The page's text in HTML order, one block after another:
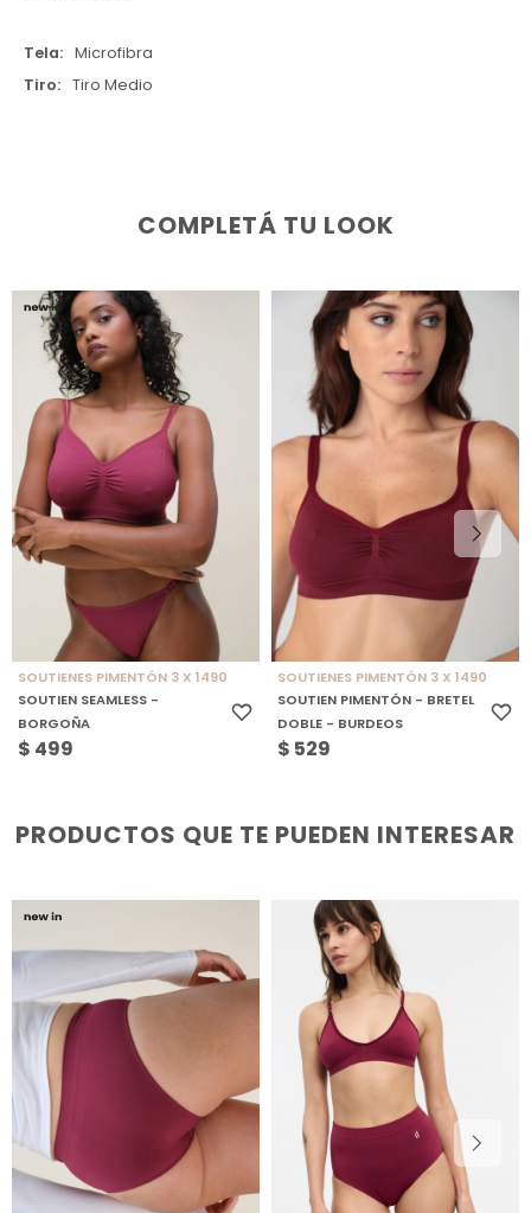
Tela
Microfibra
Tiro
Tiro Medio
COMPLETÁ TU LOOK
SOUTIENES PIMENTÓN 3 X 1490
SOUTIEN SEAMLESS -
BORGOÑA
$ 499
SOUTIENES PIMENTÓN 3 X 1490
SOUTIEN PIMENTÓN - BRETEL
DOBLE - BURDEOS
$ 529
PRODUCTOS QUE TE PUEDEN INTERESAR